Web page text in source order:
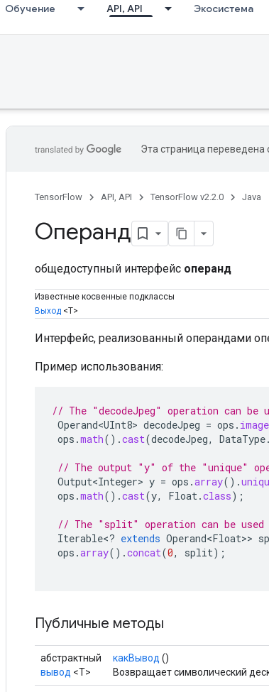
Обучение API, API Экосистема
Эта страница
TensorFlow API, API TensorFlow v2.2.0 Java
Операнд
общедоступный интерфейс операнд
Известные косвенные подклассы
Выход <Т>
Интерфейс, реализованный операндами
Пример использования:
// The "decodeJpeg" operation can
Operand<UInt8> decodeJpeg = ops . image
ops .math().cast(decodeJpeg, DataType.
// The output "y" of the "unique"
Output<Integer> y = ops .array().
ops .math().cast(y, Float.class);
// The "split" operation can be
Iterable<? extends Operand<Float>>
ops .array().concat(0, split);
Публичные методы
абстрактный
вывод <T>
какВывод ()
Возвращает символический